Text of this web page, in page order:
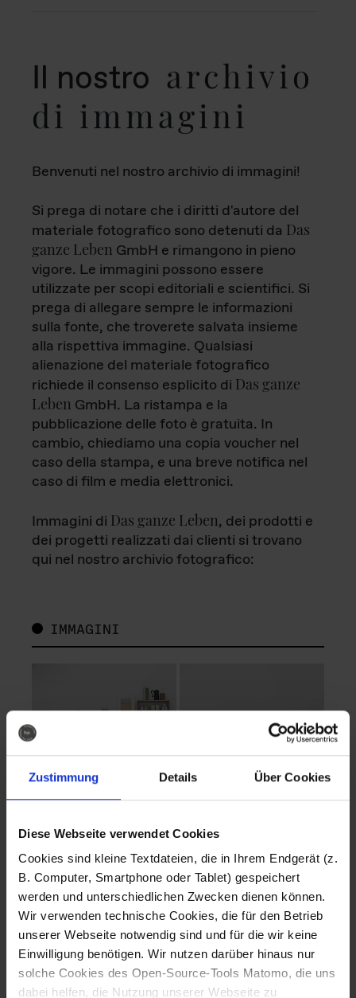
Zustimmung Details Über Cookies
Diese Webseite verwendet Cookies
Cookies sind kleine Textdateien, die in Ihrem Endgerät (z.
B. Computer, Smartphone oder Tablet) gespeichert
werden und unterschiedlichen Zwecken dienen können.
Wir verwenden technische Cookies, die für den Betrieb
unserer Webseite notwendig sind und für die wir keine
Einwilligung benötigen. Wir nutzen darüber hinaus nur
solche Cookies des Open-Source-Tools Matomo, die uns
dabei helfen, die Nutzung unserer Webseite zu
Il nostro archivio
di immagini
Benvenuti nel nostro archivio di immagini!
Si prega di notare che i diritti d'autore del
materiale fotografico sono detenuti da Das
ganze Leben GmbH e rimangono in pieno
vigore. Le immagini possono essere
utilizzate per scopi editoriali e scientifici. Si
prega di allegare sempre le informazioni
sulla fonte, che troverete salvata insieme
alla rispettiva immagine. Qualsiasi
alienazione del materiale fotografico
richiede il consenso esplicito di Das ganze
Leben GmbH. La ristampa e la
pubblicazione delle foto è gratuita. In
cambio, chiediamo una copia voucher nel
caso della stampa, e una breve notifica nel
caso di film e media elettronici.
Immagini di Das ganze Leben, dei prodotti e
dei progetti realizzati dai clienti si trovano
qui nel nostro archivio fotografico:
IMMAGINI
Fotografo: Lorenz
Sternbach
Download
Fotografo: Lorenz
Sternbach
Download